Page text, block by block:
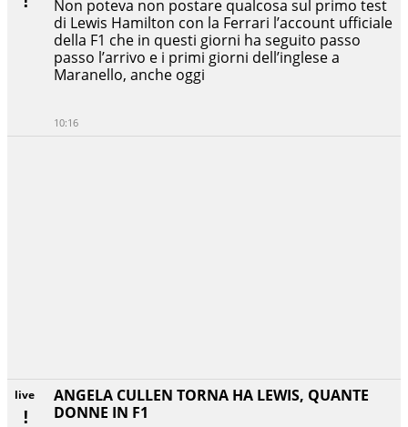
live
ANGELA CULLEN TORNA HA LEWIS, QUANTE
DONNE IN F1
Non poteva non postare qualcosa sul primo test
di Lewis Hamilton con la Ferrari l’account ufficiale
della F1 che in questi giorni ha seguito passo
passo l’arrivo e i primi giorni dell’inglese a
Maranello, anche oggi
10:16